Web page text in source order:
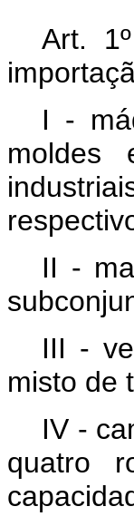
Art.
I -
moldes
II -
III -
misto de
IV -
quatro